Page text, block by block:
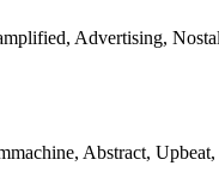
Advertising,
Abstract,